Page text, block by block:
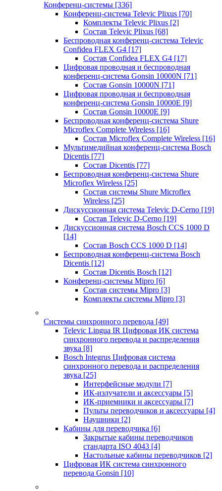
Конференц-системы [336]
Конференц-система Televic Plixus [70]
Комплекты Televic Plixus [2]
Состав Televic Plixus [68]
Беспроводная конференц-система Televic
Confidea FLEX G4 [17]
Состав Confidea FLEX G4 [17]
Цифровая проводная и беспроводная
конференц-система Gonsin 10000N [71]
Состав Gonsin 10000N [71]
Цифровая проводная и беспроводная
конференц-система Gonsin 10000E [9]
Состав Gonsin 10000E [9]
Беспроводная конференц-система Shure
Microflex Complete Wireless [16]
Состав Microflex Complete Wireless [16]
Мультимедийная конференц-система Bosch
Dicentis [77]
Состав Dicentis [77]
Беспроводная конференц-система Shure
Microflex Wireless [25]
Состав системы Shure Microflex
Wireless [25]
Дискуссионная система Televic D-Cerno [19]
Состав Televic D-Cerno [19]
Дискуссионная система Bosch CCS 1000 D
[14]
Состав Bosch CCS 1000 D [14]
Беспроводная конференц-система Bosch
Dicentis [12]
Состав Dicentis Bosch [12]
Конференц-системы Mipro [6]
Состав системы Mipro [3]
Комплекты системы Mipro [3]
Системы синхронного перевода [49]
Televic Lingua IR Цифровая ИК система
синхронного перевода и распределения
звука [8]
Bosch Integrus Цифровая система
синхронного перевода и распределения
звука [25]
Интерфейсные модули [7]
ИК-излучатели и аксессуары [5]
ИК-приемники и аксессуары [7]
Пульты переводчиков и аксессуары [4]
Наушники [2]
Кабины для переводчика [6]
Закрытые кабины переводчиков
стандарта ISO 4043 [4]
Настольные кабины переводчиков [2]
Цифровая ИК система синхронного
перевода Gonsin [10]